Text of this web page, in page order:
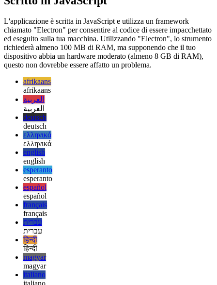
Windows 11 e Windows 10.
Scritto in JavaScript
L'applicazione è scritta in JavaScript e utilizza un framework
chiamato "Electron" per consentire al codice di essere impacchettato
ed eseguito sulla tua macchina. Utilizzando "Electron", lo strumento
dispositivo abbia un hardware moderato (almeno 8 GB di RAM),
questo non dovrebbe essere affatto un problema.
afrikaans
afrikaans
العربية
العربية
deutsch
deutsch
ελληνικά
ελληνικά
english
english
esperanto
esperanto
español
español
français
français
עברית
עברית
हिन्दी
हिन्दी